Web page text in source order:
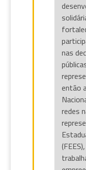
nas
então
redes